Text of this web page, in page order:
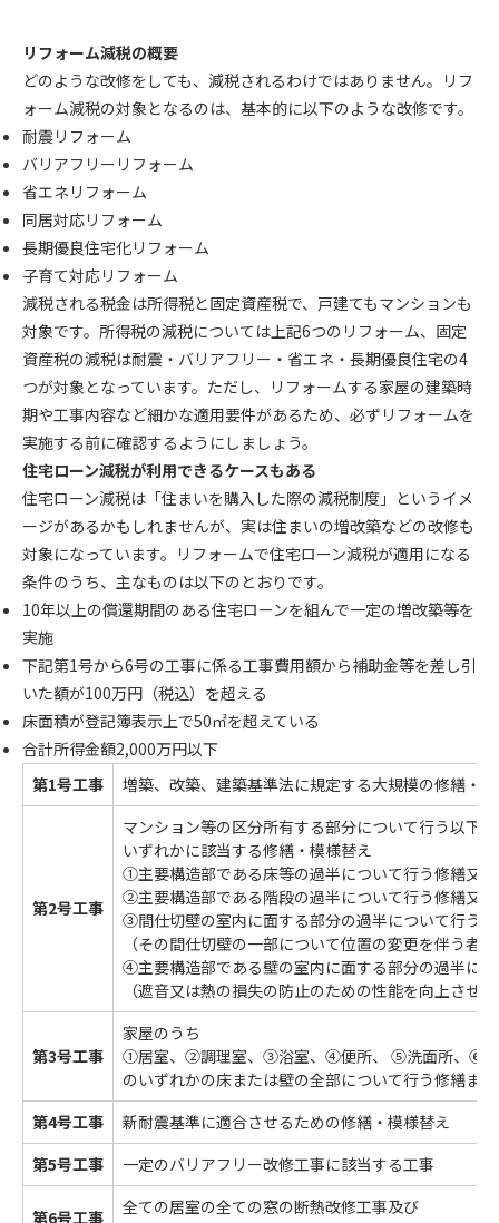
リフォーム減税の概要
どのような改修をしても、減税されるわけではありません。リフ
ォーム減税の対象となるのは、基本的に以下のような改修です。
耐震リフォーム
バリアフリーリフォーム
省エネリフォーム
同居対応リフォーム
長期優良住宅化リフォーム
子育て対応リフォーム
減税される税金は所得税と固定資産税で、戸建てもマンションも
対象です。所得税の減税については上記6つのリフォーム、固定
資産税の減税は耐震・バリアフリー・省エネ・長期優良住宅の4
つが対象となっています。ただし、リフォームする家屋の建築時
期や工事内容など細かな適用要件があるため、必ずリフォームを
実施する前に確認するようにしましょう。
住宅ローン減税が利用できるケースもある
住宅ローン減税は「住まいを購入した際の減税制度」というイメ
ージがあるかもしれませんが、実は住まいの増改築などの改修も
対象になっています。リフォームで住宅ローン減税が適用になる
条件のうち、主なものは以下のとおりです。
10年以上の償還期間のある住宅ローンを組んで一定の増改築等を
実施
下記第1号から6号の工事に係る工事費用額から補助金等を差し引
いた額が100万円（税込）を超える
床面積が登記簿表示上で50㎡を超えている
合計所得金額2,000万円以下
第1号工事
増築、改築、建築基準法に規定する大規模の修繕・
第2号工事
マンション等の区分所有する部分について行う以下
いずれかに該当する修繕・模様替え
①主要構造部である床等の過半について行う修繕又
②主要構造部である階段の過半について行う修繕又
③間仕切壁の室内に面する部分の過半について行う
（その間仕切壁の一部について位置の変更を伴う者
④主要構造部である壁の室内に面する部分の過半に
（遮音又は熱の損失の防止のための性能を向上させ
第3号工事
家屋のうち
①居室、②調理室、③浴室、④便所、 ⑤洗面所、⑥
のいずれかの床または壁の全部について行う修繕ま
第4号工事
新耐震基準に適合させるための修繕・模様替え
第5号工事
一定のバリアフリー改修工事に該当する工事
第6号工事
全ての居室の全ての窓の断熱改修工事及び